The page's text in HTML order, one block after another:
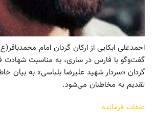
گفت‌وگو با فارس در ساری، به مناسبت شهادت
گردان «سردار شهید علیرضا بلباسی» به بیان
تقدیم به مخاطبان می‌شود.
صفات فرمانده